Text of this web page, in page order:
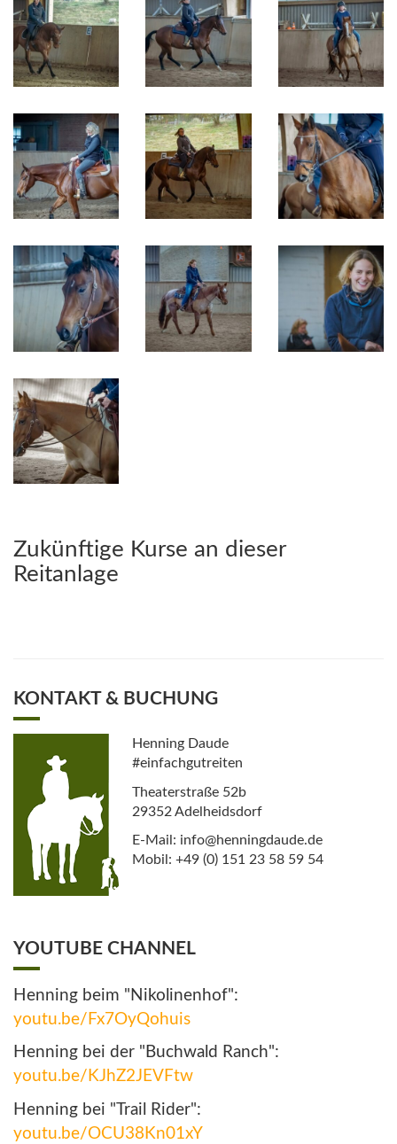
Zukünftige Kurse an dieser
Reitanlage
KONTAKT & BUCHUNG
Henning Daude
#einfachgutreiten
Theaterstraße 52b
29352 Adelheidsdorf
E-Mail: info@henningdaude.de
Mobil: +49 (0) 151 23 58 59 54
YOUTUBE CHANNEL
Henning beim "Nikolinenhof":
youtu.be/Fx7OyQohuis
Henning bei der "Buchwald Ranch":
youtu.be/KJhZ2JEVFtw
Henning bei "Trail Rider":
youtu.be/OCU38Kn01xY